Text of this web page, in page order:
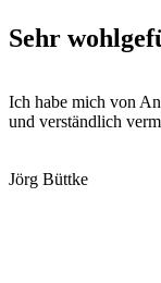
Sehr
Ich habe mich von
und verständlich
Jörg Büttke